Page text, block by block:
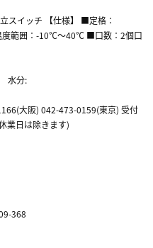
スイッチ 【仕様】 ■定格：
度範囲：-10℃～40℃ ■口数：2個口
水分:
大阪) 042-473-0159(東京) 受付
業日は除きます)
368